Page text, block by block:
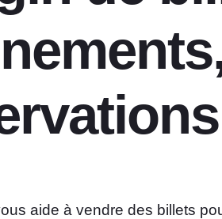
aide à vendre des billets